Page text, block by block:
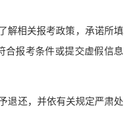
解相关报考政策，承诺所填
合报考条件或提交虚假信息
退还，并依有关规定严肃处